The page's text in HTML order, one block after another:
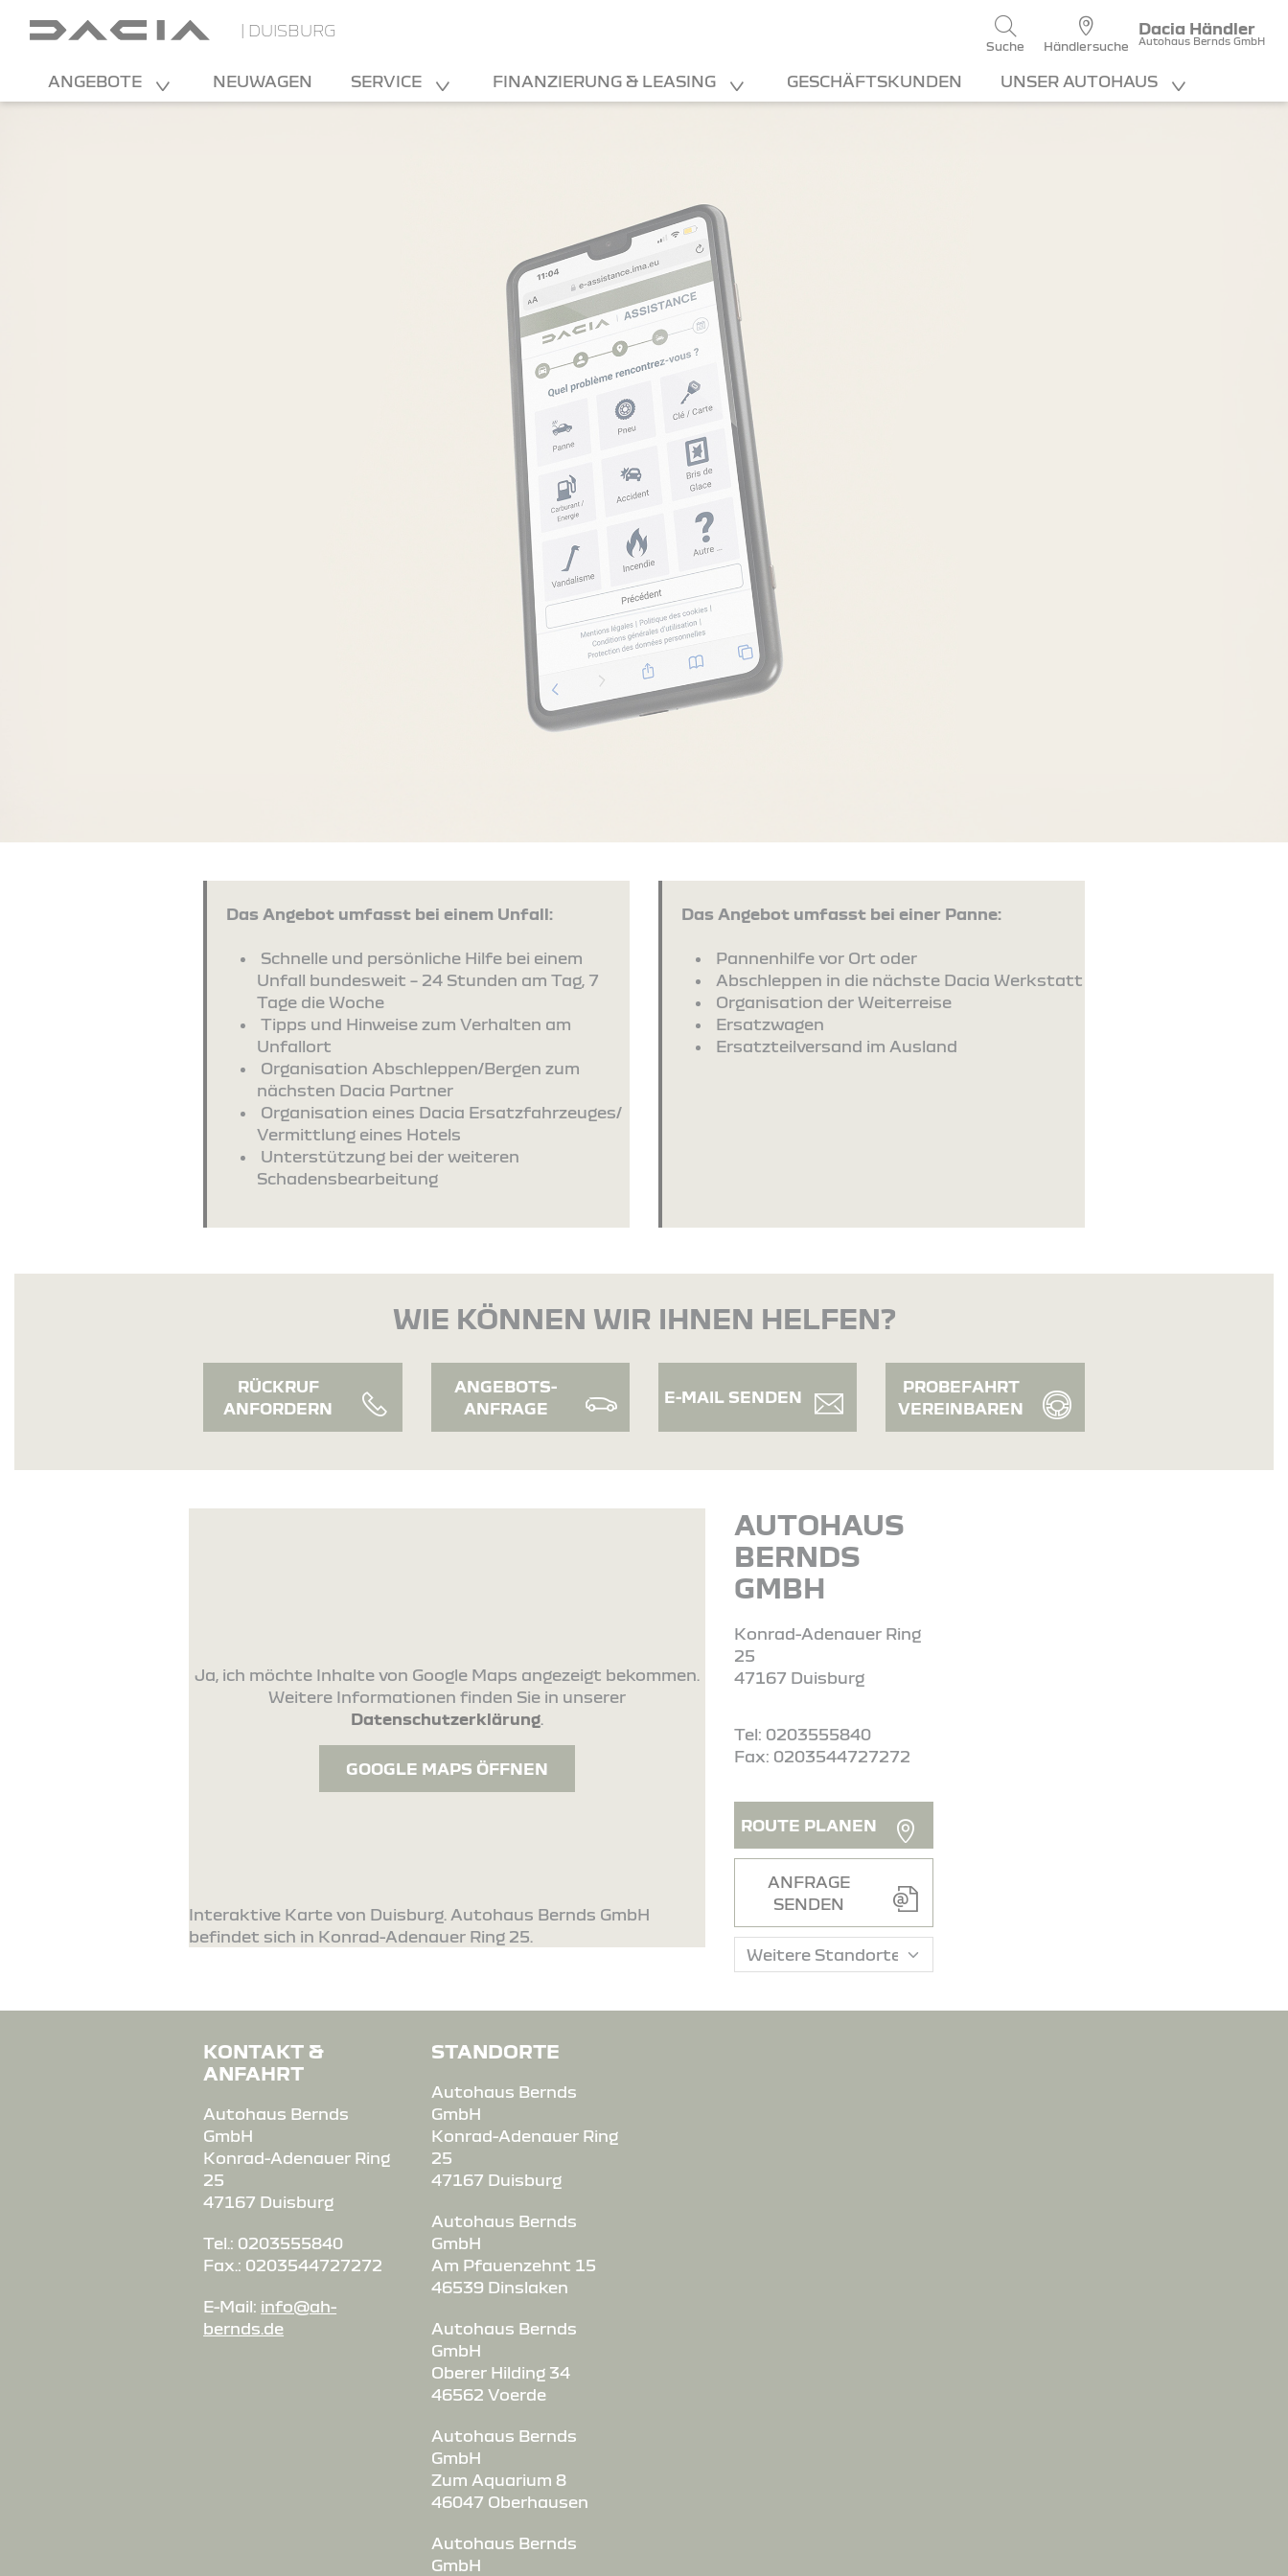
| DUISBURG
Suche Händlersuche
Dacia Händler
Autohaus Bernds GmbH
ANGEBOTE NEUWAGEN SERVICE FINANZIERUNG & LEASING GESCHÄFTSKUNDEN UNSER AUTOHAUS
Das Angebot umfasst bei einem Unfall:
Schnelle und persönliche Hilfe bei einem
Unfall bundesweit – 24 Stunden am Tag, 7
Tage die Woche
Tipps und Hinweise zum Verhalten am
Unfallort
Organisation Abschleppen/Bergen zum
nächsten Dacia Partner
Organisation eines Dacia Ersatzfahrzeuges/
Vermittlung eines Hotels
Unterstützung bei der weiteren
Schadensbearbeitung
Das Angebot umfasst bei einer Panne:
Pannenhilfe vor Ort oder
Abschleppen in die nächste Dacia Werkstatt
Organisation der Weiterreise
Ersatzwagen
Ersatzteilversand im Ausland
WIE KÖNNEN WIR IHNEN HELFEN?
RÜCKRUF
ANFORDERN
ANGEBOTS-
ANFRAGE
E-MAIL SENDEN
PROBEFAHRT
VEREINBAREN
Ja, ich möchte Inhalte von Google Maps angezeigt bekommen.
Weitere Informationen finden Sie in unserer
Datenschutzerklärung
GOOGLE MAPS ÖFFNEN
Interaktive Karte von Duisburg. Autohaus Bernds GmbH
befindet sich in Konrad-Adenauer Ring 25.
AUTOHAUS
BERNDS
GMBH
Konrad-Adenauer Ring
25
47167 Duisburg
Tel: 0203555840
Fax: 0203544727272
ROUTE PLANEN
ANFRAGE
SENDEN
KONTAKT &
ANFAHRT
Autohaus Bernds
GmbH
Konrad-Adenauer Ring
25
47167 Duisburg
Tel.: 0203555840
Fax.: 0203544727272
E-Mail: info@ah-
bernds.de
STANDORTE
Autohaus Bernds
GmbH
Konrad-Adenauer Ring
25
47167 Duisburg
Autohaus Bernds
GmbH
Am Pfauenzehnt 15
46539 Dinslaken
Autohaus Bernds
GmbH
Oberer Hilding 34
46562 Voerde
Autohaus Bernds
GmbH
Zum Aquarium 8
46047 Oberhausen
Autohaus Bernds
GmbH